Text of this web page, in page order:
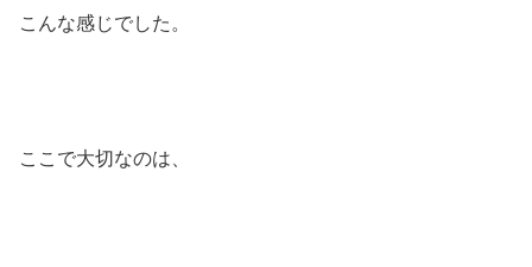
こんな感じでした。
ここで大切なのは、